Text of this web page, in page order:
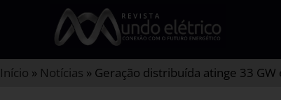
Início » Notícias » Geração distribuída atinge 33